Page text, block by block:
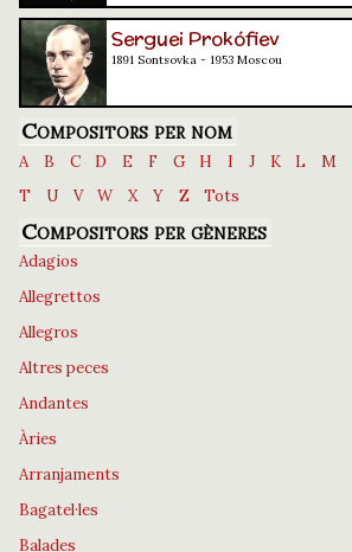
Serguei Prokófiev
1891 Sontsovka - 1953 Moscou
Compositors per nom
A B C D E F G H I J K L M
T
U V W X Y Z Tots
Compositors per gèneres
Adagios
Allegrettos
Allegros
Altres peces
Andantes
Àries
Arranjaments
Bagatel·les
Balades